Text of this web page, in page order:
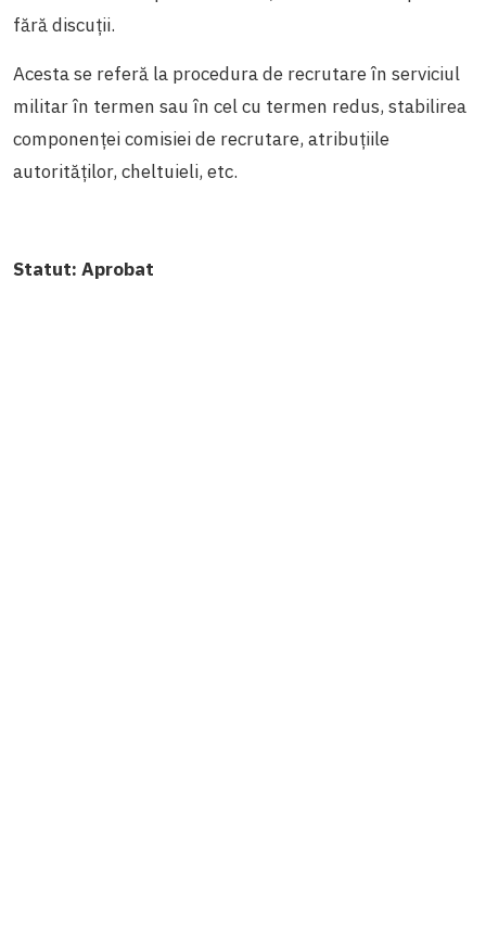
fără discuții.
Acesta se referă la procedura de recrutare în serviciul
militar în termen sau în cel cu termen redus, stabilirea
componenței comisiei de recrutare, atribuțiile
autorităților, cheltuieli, etc.
Statut: Aprobat